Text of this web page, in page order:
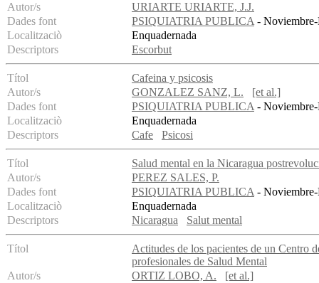
Autor/s
URIARTE URIARTE, J.J.
Dades font
PSIQUIATRIA PUBLICA- Noviembre-
Localitzaciò
Enquadernada
Descriptors
Escorbut
Títol
Cafeina y psicosis
Autor/s
GONZALEZ SANZ, L.
[et al.]
Dades font
PSIQUIATRIA PUBLICA- Noviembre-
Localitzaciò
Enquadernada
Descriptors
Cafe Psicosi
Títol
Salud mental en la Nicaragua
Autor/s
PEREZ SALES, P.
Dades font
PSIQUIATRIA PUBLICA- Noviembre-
Localitzaciò
Enquadernada
Descriptors
Nicaragua Salut mental
Títol
Actitudes de los pacientes de un Centro
profesionales de Salud Mental
Autor/s
ORTIZ LOBO, A.
[et al.]